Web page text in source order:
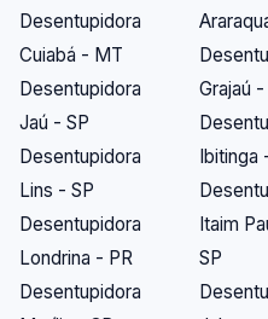
Desentupidora
Cuiabá - MT
Desentupidora
Jaú - SP
Desentupidora
Lins - SP
Desentupidora
Londrina - PR
Desentupidora
Grajaú -
Ibitinga
Itaim
SP